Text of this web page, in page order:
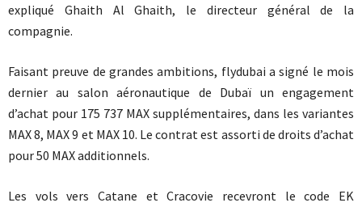
expliqué Ghaith Al Ghaith, le directeur général de la
compagnie.
Faisant preuve de grandes ambitions, flydubai a signé le mois
dernier au salon aéronautique de Dubaï un engagement
d’achat pour 175 737 MAX supplémentaires, dans les variantes
MAX 8, MAX 9 et MAX 10. Le contrat est assorti de droits d’achat
pour 50 MAX additionnels.
Les vols vers Catane et Cracovie recevront le code EK